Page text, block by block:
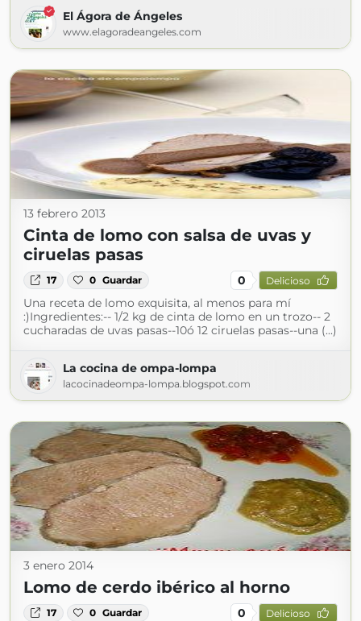
El Ágora de Ángeles
www.elagoradeangeles.com
13 febrero 2013
Cinta de lomo con salsa de uvas y
ciruelas pasas
17 0 Guardar 0 Delicioso
Una receta de lomo exquisita, al menos para mí
:)Ingredientes:-- 1/2 kg de cinta de lomo en un trozo-- 2
cucharadas de uvas pasas--10ó 12 ciruelas pasas--una (...)
La cocina de ompa-lompa
lacocinadeompa-lompa.blogspot.com
3 enero 2014
Lomo de cerdo ibérico al horno
17 0 Guardar 0 Delicioso